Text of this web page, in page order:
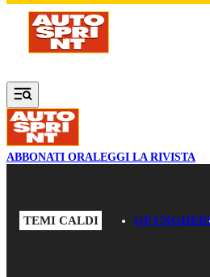
Vai al contenuto principale
ABBONATI ORALEGGI LA RIVISTA
TEMI CALDI GP